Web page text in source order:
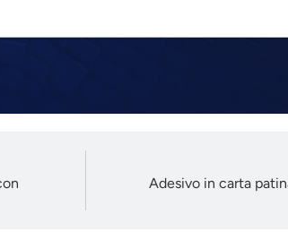
Adesivo in carta